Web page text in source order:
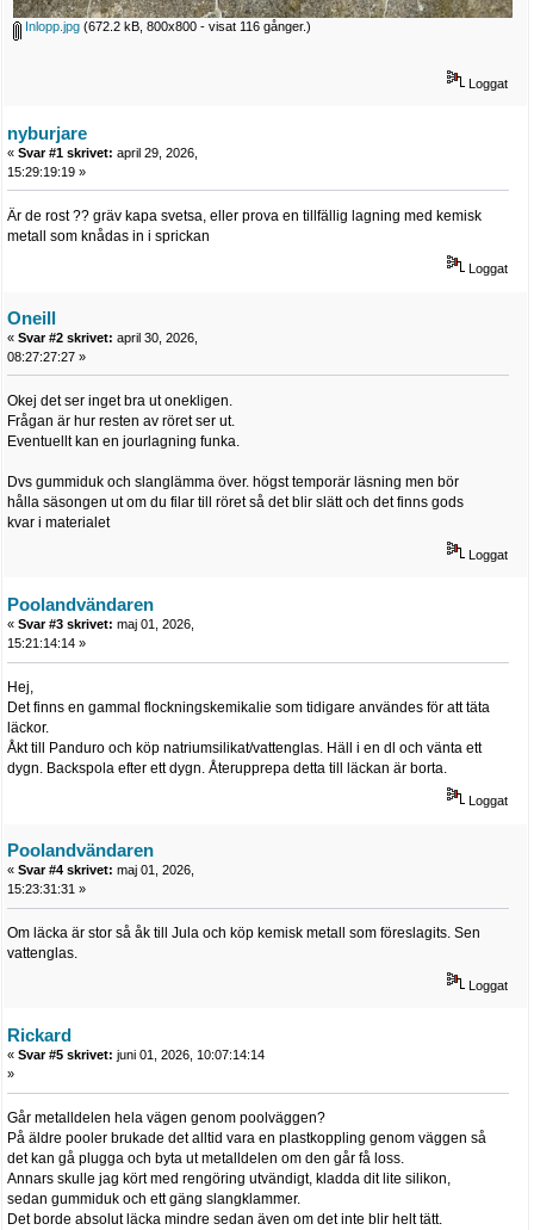
Inlopp.jpg (672.2 kB, 800x800 - visat 116 gånger.)
Loggat
nyburjare
« Svar #1 skrivet: april 29, 2026,
15:29:19:19 »
Är de rost ?? gräv kapa svetsa, eller prova en tillfällig lagning med kemisk
metall som knådas in i sprickan
Loggat
Oneill
« Svar #2 skrivet: april 30, 2026,
08:27:27:27 »
Okej det ser inget bra ut onekligen.
Frågan är hur resten av röret ser ut.
Eventuellt kan en jourlagning funka.
Dvs gummiduk och slanglämma över. högst temporär läsning men bör
hålla säsongen ut om du filar till röret så det blir slätt och det finns gods
kvar i materialet
Loggat
Poolandvändaren
« Svar #3 skrivet: maj 01, 2026,
15:21:14:14 »
Hej,
Det finns en gammal flockningskemikalie som tidigare användes för att täta
läckor.
Åkt till Panduro och köp natriumsilikat/vattenglas. Häll i en dl och vänta ett
dygn. Backspola efter ett dygn. Återupprepa detta till läckan är borta.
Loggat
Poolandvändaren
« Svar #4 skrivet: maj 01, 2026,
15:23:31:31 »
Om läcka är stor så åk till Jula och köp kemisk metall som föreslagits. Sen
vattenglas.
Loggat
Rickard
« Svar #5 skrivet: juni 01, 2026, 10:07:14:14
»
Går metalldelen hela vägen genom poolväggen?
På äldre pooler brukade det alltid vara en plastkoppling genom väggen så
det kan gå plugga och byta ut metalldelen om den går få loss.
Annars skulle jag kört med rengöring utvändigt, kladda dit lite silikon,
sedan gummiduk och ett gäng slangklammer.
Det borde absolut läcka mindre sedan även om det inte blir helt tätt.